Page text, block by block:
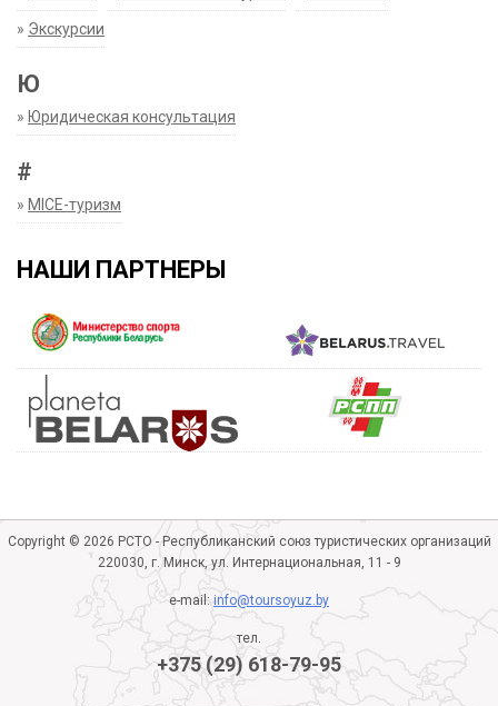
» Экскурсии
Ю
» Юридическая консультация
#
» MICE-туризм
НАШИ ПАРТНЕРЫ
Copyright © 2026 РСТО - Республиканский союз туристических организаций
220030, г. Минск, ул. Интернациональная, 11 - 9
e-mail:info@toursoyuz.by
тел.
+375 (29) 618-79-95